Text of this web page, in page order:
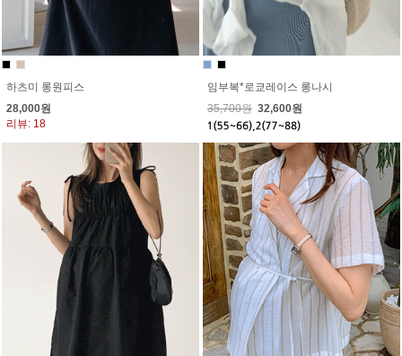
하츠미 롱원피스
28,000원
리뷰: 18
임부복*로쿄레이스 롱나시
35,700원 32,600원